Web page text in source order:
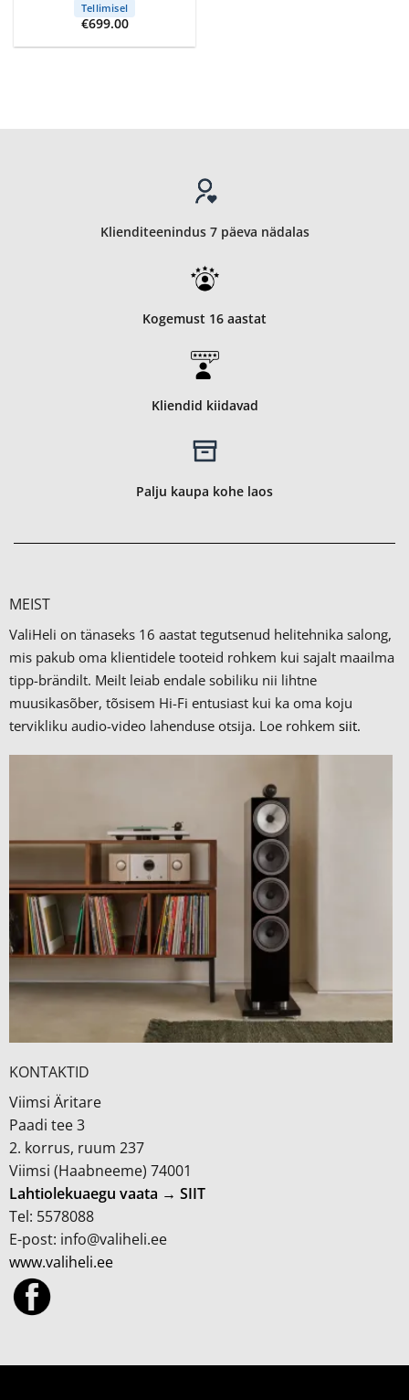
Tellimisel
€699.00
Klienditeenindus 7 päeva nädalas
Kogemust 16 aastat
Kliendid kiidavad
Palju kaupa kohe laos
MEIST
ValiHeli on tänaseks 16 aastat tegutsenud helitehnika salong,
mis pakub oma klientidele tooteid rohkem kui sajalt maailma
tipp-brändilt. Meilt leiab endale sobiliku nii lihtne
muusikasõber, tõsisem Hi-Fi entusiast kui ka oma koju
tervikliku audio-video lahenduse otsija. Loe rohkem siit.
KONTAKTID
Viimsi Äritare
Paadi tee 3
2. korrus, ruum 237
Viimsi (Haabneeme) 74001
Lahtiolekuaegu vaata → SIIT
Tel: 5578088
E-post: info@valiheli.ee
www.valiheli.ee